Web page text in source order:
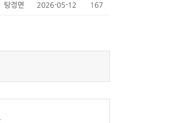
탕정면 2026-05-12 167